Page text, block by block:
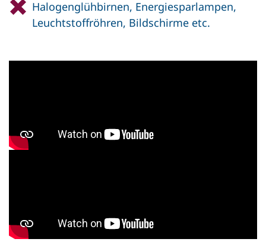
Halogenglühbirnen, Energiesparlampen,
Leuchtstoffröhren, Bildschirme etc.